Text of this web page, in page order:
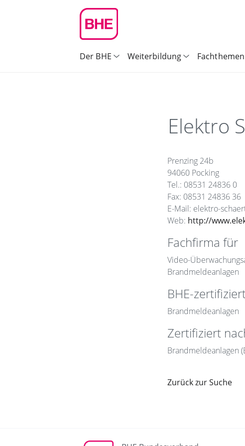
Der BHE Weiterbildung Fachthemen
Elektro
Prenzing 24b
94060 Pocking
Tel.: 08531 24836 0
Fax: 08531 24836 36
E-Mail: elektro-
Web: http://
Fachfirma für
Video-
Brandmeldeanlagen
BHE-
Brandmeldeanlagen
Zertifiziert
Brandmeldeanlagen
Zurück zur Suche